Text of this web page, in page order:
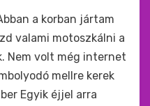
a korban jártam
valami motoszkálni a
Nem volt még internet
mellre kerek
Egyik éjjel arra